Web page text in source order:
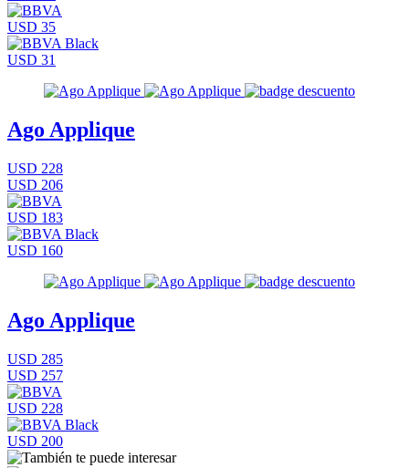
USD 35
USD 31
Ago Applique
USD 228
USD 206
USD 183
USD 160
Ago Applique
USD 285
USD 257
USD 228
USD 200